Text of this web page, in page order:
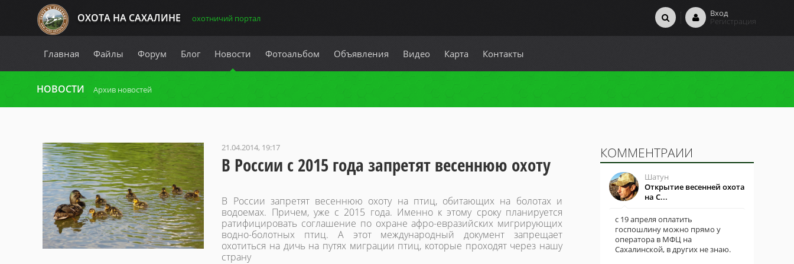
ОХОТА НА САХАЛИНЕ охотничий портал Вход
Регистрация
Главная Файлы Форум Блог Новости Фотоальбом Объявления Видео Карта Контакты
НОВОСТИ Архив новостей
21.04.2014, 19:17
В России с 2015 года запретят весеннюю охоту
В России запретят весеннюю охоту на птиц, обитающих на болотах и
водоемах. Причем, уже с 2015 года. Именно к этому сроку планируется
ратифицировать соглашение по охране афро-евразийских мигрирующих
водно-болотных птиц. А этот международный документ запрещает
охотиться на дичь на путях миграции птиц, которые проходят через нашу
страну
КОММЕНТРАИИ
Шатун
Открытие весенней охота
на С...
с 19 апреля оплатить
госпошлину можно прямо у
оператора в МФЦ на
Сахалинской, в других не знаю.